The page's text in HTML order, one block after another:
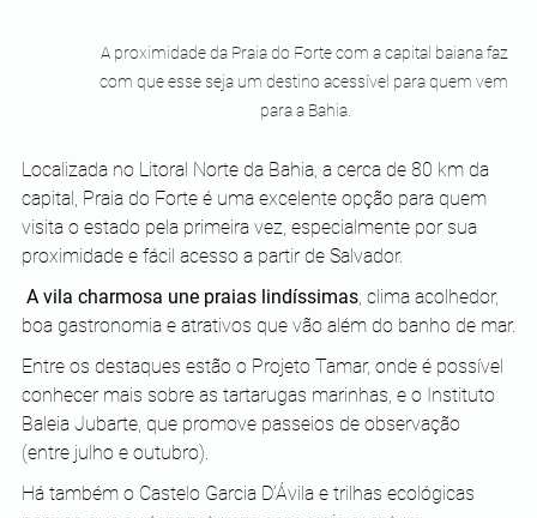
A proximidade da Praia do Forte com a capital baiana faz
com que esse seja um destino acessível para quem vem
para a Bahia.
Localizada no Litoral Norte da Bahia, a cerca de 80 km da
capital, Praia do Forte é uma excelente opção para quem
visita o estado pela primeira vez, especialmente por sua
proximidade e fácil acesso a partir de Salvador.
A vila charmosa une praias lindíssimas , clima acolhedor,
boa gastronomia e atrativos que vão além do banho de mar.
Entre os destaques estão o Projeto Tamar, onde é possível
conhecer mais sobre as tartarugas marinhas, e o Instituto
Baleia Jubarte, que promove passeios de observação
(entre julho e outubro).
Há também o Castelo Garcia D’Ávila e trilhas ecológicas